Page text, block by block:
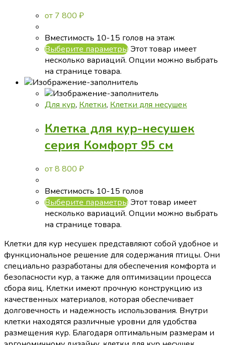
от 7 800 ₽
Вместимость 10-15 голов на этаж
Выберите параметры Этот товар имеет
несколько вариаций. Опции можно выбрать
на странице товара.
Для кур, Клетки, Клетки для несушек
Клетка для кур-несушек
серия Комфорт 95 см
от8 800 ₽
Вместимость 10-15 голов
Выберите параметры Этот товар имеет
несколько вариаций. Опции можно выбрать
на странице товара.
Клетки для кур несушек представляют собой удобное и
функциональное решение для содержания птицы. Они
специально разработаны для обеспечения комфорта и
безопасности кур, а также для оптимизации процесса
сбора яиц. Клетки имеют прочную конструкцию из
качественных материалов, которая обеспечивает
долговечность и надежность использования. Внутри
клетки находятся различные уровни для удобства
размещения кур. Благодаря оптимальным размерам и